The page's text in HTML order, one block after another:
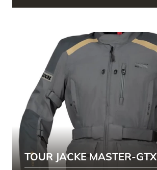
TOUR JACKE MASTER-GTX